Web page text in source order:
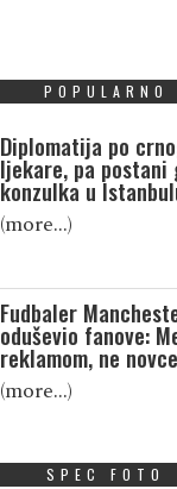
POPULARNO
Diplomatija po
ljekare, pa postani
konzulka u
(more…)
Fudbaler
oduševio fanove:
reklamom, ne
(more…)
SPEC FOTO